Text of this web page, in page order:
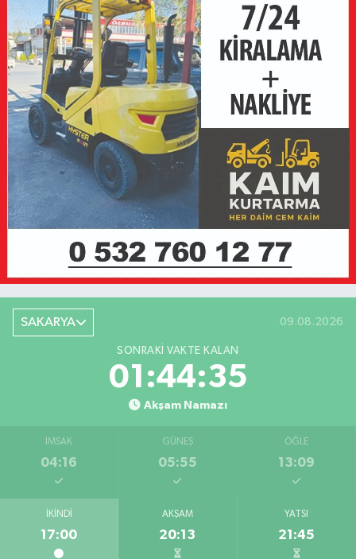
SAKARYA 09.08.2026
SONRAKI VAKTE KALAN
01:44:35
Akşam Namazı
İMSAK
04:16
GÜNEŞ
05:55
ÖĞLE
13:09
İKINDI
17:00
AKŞAM
20:13
YATSI
21:45